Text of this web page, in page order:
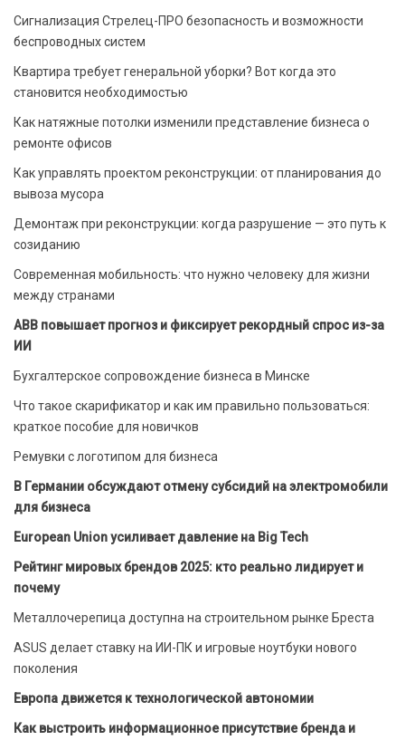
Сигнализация Стрелец-ПРО безопасность и возможности
беспроводных систем
Квартира требует генеральной уборки? Вот когда это
становится необходимостью
Как натяжные потолки изменили представление бизнеса о
ремонте офисов
Как управлять проектом реконструкции: от планирования до
вывоза мусора
Демонтаж при реконструкции: когда разрушение — это путь к
созиданию
Современная мобильность: что нужно человеку для жизни
между странами
ABB повышает прогноз и фиксирует рекордный спрос из-за
ИИ
Бухгалтерское сопровождение бизнеса в Минске
Что такое скарификатор и как им правильно пользоваться:
краткое пособие для новичков
Ремувки с логотипом для бизнеса
В Германии обсуждают отмену субсидий на электромобили
для бизнеса
European Union усиливает давление на Big Tech
Рейтинг мировых брендов 2025: кто реально лидирует и
почему
Металлочерепица доступна на строительном рынке Бреста
ASUS делает ставку на ИИ-ПК и игровые ноутбуки нового
поколения
Европа движется к технологической автономии
Как выстроить информационное присутствие бренда и